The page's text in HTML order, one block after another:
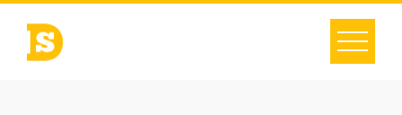
Skip
content